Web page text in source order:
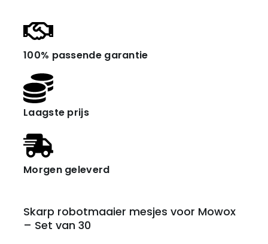
100% passende garantie
Laagste prijs
Morgen geleverd
Skarp robotmaaier mesjes voor Mowox
– Set van 30